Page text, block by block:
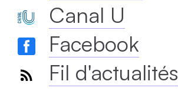
Canal U
Facebook
Fil d'actualités